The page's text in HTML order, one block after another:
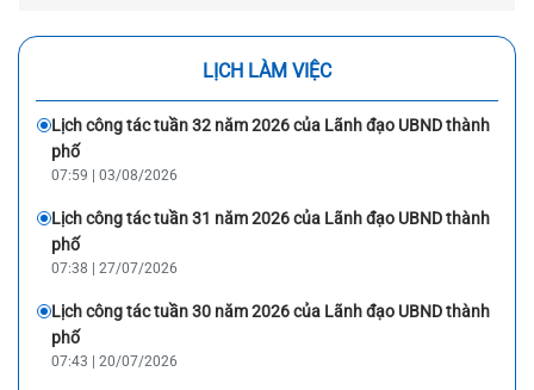
LỊCH LÀM VIỆC
Lịch công tác tuần 32 năm 2026 của Lãnh đạo UBND thành
phố
07:59 | 03/08/2026
Lịch công tác tuần 31 năm 2026 của Lãnh đạo UBND thành
phố
07:38 | 27/07/2026
Lịch công tác tuần 30 năm 2026 của Lãnh đạo UBND thành
phố
07:43 | 20/07/2026